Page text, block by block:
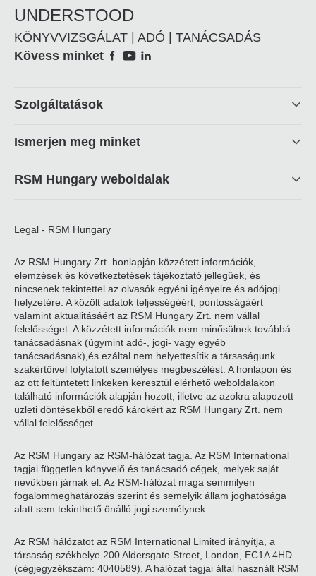
UNDERSTOOD
KÖNYVVIZSGÁLAT | ADÓ | TANÁCSADÁS
Social
Kövess minket
Footer
Szolgáltatások
Ismerjen meg minket
RSM Hungary weboldalak
Legal - RSM Hungary
Az RSM Hungary Zrt. honlapján közzétett információk,
elemzések és következtetések tájékoztató jellegűek, és
nincsenek tekintettel az olvasók egyéni igényeire és adójogi
helyzetére. A közölt adatok teljességéért, pontosságáért
valamint aktualitásáért az RSM Hungary Zrt. nem vállal
felelősséget. A közzétett információk nem minősülnek továbbá
tanácsadásnak (úgymint adó-, jogi- vagy egyéb
tanácsadásnak),és ezáltal nem helyettesítik a társaságunk
szakértőivel folytatott személyes megbeszélést. A honlapon és
az ott feltüntetett linkeken keresztül elérhető weboldalakon
található információk alapján hozott, illetve az azokra alapozott
üzleti döntésekből eredő károkért az RSM Hungary Zrt. nem
vállal felelősséget.
Az RSM Hungary az RSM-hálózat tagja. Az RSM International
tagjai független könyvelő és tanácsadó cégek, melyek saját
nevükben járnak el. Az RSM-hálózat maga semmilyen
fogalommeghatározás szerint és semelyik állam joghatósága
alatt sem tekinthető önálló jogi személynek.
Az RSM hálózatot az RSM International Limited irányítja, a
társaság székhelye 200 Aldersgate Street, London, EC1A 4HD
(cégjegyzékszám: 4040589). A hálózat tagjai által használt RSM